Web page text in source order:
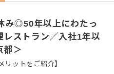
み◎50年以上にわたっ
レストラン／入社1年以
都＞
リットをご紹介】